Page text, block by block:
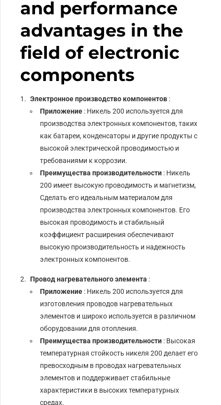
and performance
advantages in the
field of electronic
components
Электронное производство компонентов :
Приложение : Никель 200 используется для
производства электронных компонентов, таких
как батареи, конденсаторы и другие продукты с
высокой электрической проводимостью и
требованиями к коррозии.
Преимущества производительности : Никель
200 имеет высокую проводимость и магнетизм,
Сделать его идеальным материалом для
производства электронных компонентов. Его
высокая проводимость и стабильный
коэффициент расширения обеспечивают
высокую производительность и надежность
электронных компонентов.
Провод нагревательного элемента :
Приложение : Никель 200 используется для
изготовления проводов нагревательных
элементов и широко используется в различном
оборудовании для отопления.
Преимущества производительности : Высокая
температурная стойкость никеля 200 делает его
превосходным в проводах нагревательных
элементов и поддерживает стабильные
характеристики в высоких температурных
средах.